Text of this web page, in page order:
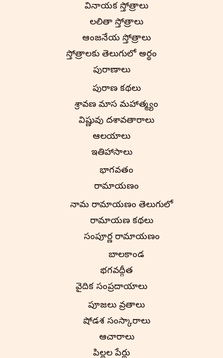
వినాయక స్తోత్రాలు
లలితా స్తోత్రాలు
ఆంజనేయ స్తోత్రాలు
స్తోత్రాలకు తెలుగులో అర్థం
పురాణాలు
పురాణ కథలు
శ్రావణ మాస మహాత్మ్యం
విష్ణువు దశావతారాలు
ఆలయాలు
ఇతిహాసాలు
భాగవతం
రామాయణం
నామ రామాయణం తెలుగులో
రామాయణ కథలు
సంపూర్ణ రామాయణం
బాలకాండ
భగవద్గీత
వైదిక సంప్రదాయాలు
పూజలు వ్రతాలు
షోడశ సంస్కారాలు
ఆచారాలు
పిల్లల పేర్లు